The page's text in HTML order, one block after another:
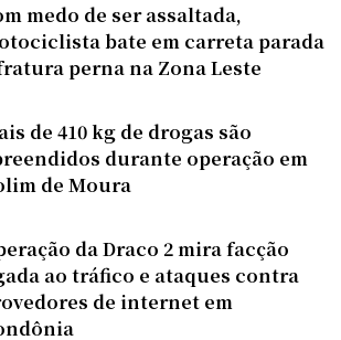
medo de ser assaltada,
bate em carreta parada
perna na Zona Leste
de 410 kg de drogas são
durante operação em
de Moura
da Draco 2 mira facção
ao tráfico e ataques contra
de internet em